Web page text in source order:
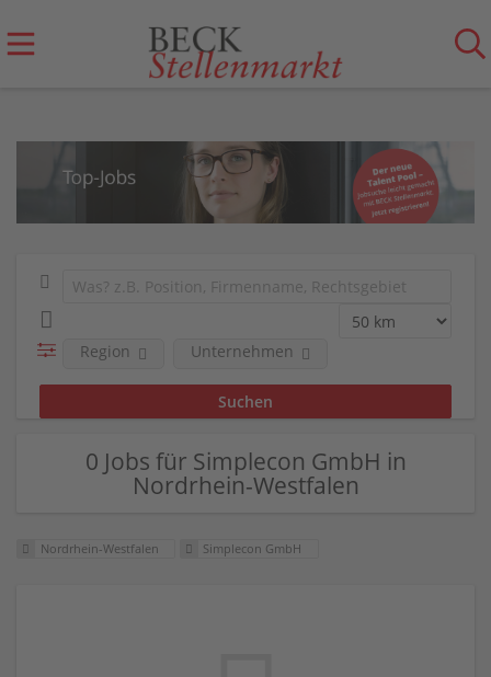
Region Unternehmen
0 Jobs für Simplecon GmbH in
Nordrhein-Westfalen
Nordrhein-Westfalen Simplecon GmbH